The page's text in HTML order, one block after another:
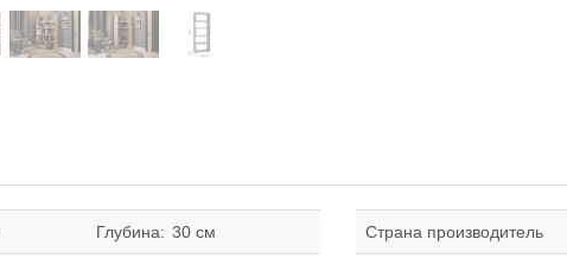
Глубина: 30 см Страна производитель